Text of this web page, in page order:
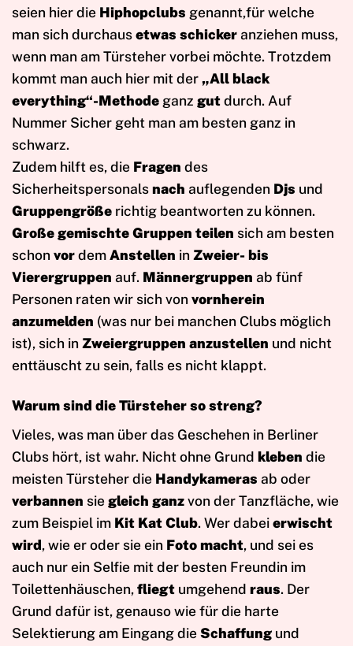
seien hier die Hiphopclubs genannt,für welche
man sich durchausetwas schickeranziehen muss,
wenn man am Türsteher vorbei möchte. Trotzdem
kommt man auch hier mit der „All black
everything“-Methode ganz gutdurch. Auf
Nummer Sicher geht man am besten ganz in
schwarz.
Zudem hilft es, die Fragen des
Sicherheitspersonalsnach auflegenden Djs und
Gruppengröße richtig beantworten zu können.
Große gemischte Gruppen teilen sich am besten
schonvordemAnstellen inZweier- bis
Vierergruppen auf. Männergruppen ab fünf
Personen raten wir sich vonvornherein
anzumelden (was nur bei manchen Clubs möglich
ist), sich inZweiergruppen anzustellen und nicht
enttäuscht zu sein, falls es nicht klappt.
Warum sind die Türsteher so streng?
Vieles, was man über das Geschehen in Berliner
Clubs hört, ist wahr. Nicht ohne Grund kleben die
meisten Türsteher die Handykameras ab oder
verbannen siegleich ganzvon der Tanzfläche, wie
zum Beispiel im Kit Kat Club. Wer dabeierwischt
wird, wie er oder sie ein Foto macht, und sei es
auch nur ein Selfie mit der besten Freundin im
Toilettenhäuschen,fliegt umgehend raus. Der
Grund dafür ist, genauso wie für die harte
Selektierung am Eingang dieSchaffung und